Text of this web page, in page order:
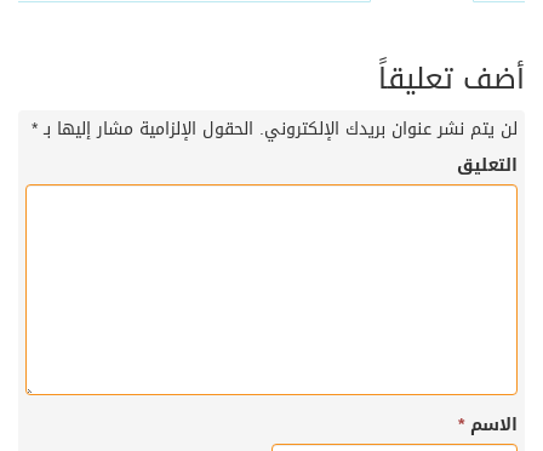
أضف تعليقاً
لن يتم نشر عنوان بريدك الإلكتروني. الحقول الإلزامية مشار إليها بـ*
التعليق
الاسم*